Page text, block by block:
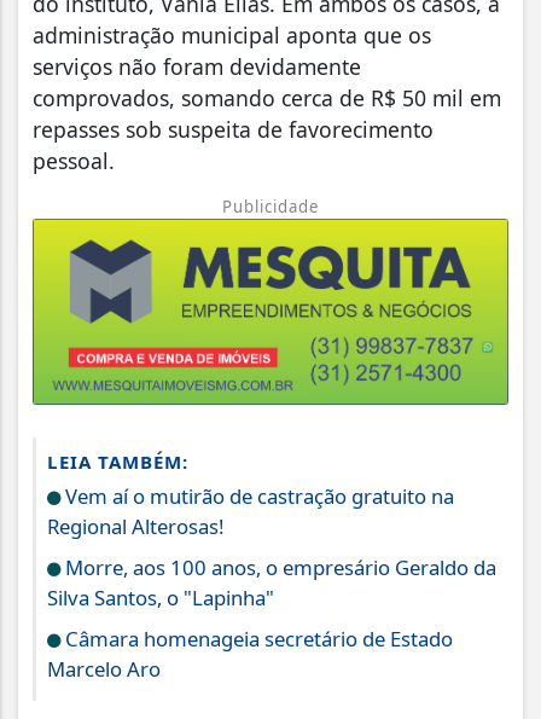
administração municipal aponta que os
serviços não foram devidamente
comprovados, somando cerca de R$ 50 mil em
repasses sob suspeita de favorecimento
pessoal.
Publicidade
LEIA TAMBÉM:
Vem aí o mutirão de castração gratuito na
Regional Alterosas!
Morre, aos 100 anos, o empresário Geraldo da
Silva Santos, o "Lapinha"
Câmara homenageia secretário de Estado
Marcelo Aro